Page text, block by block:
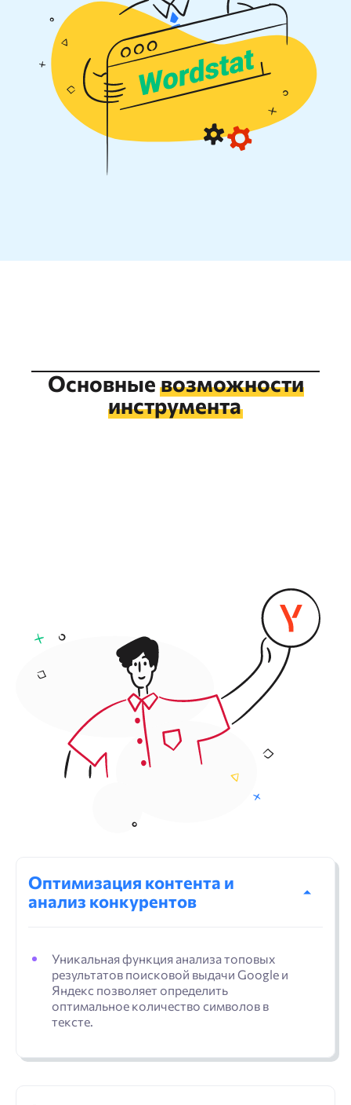
Основныевозможности
инструмента
Оптимизация контента и
анализ конкурентов
Уникальная функция анализа топовых
результатов поисковой выдачи Google и
Яндекс позволяет определить
оптимальное количество символов в
тексте.